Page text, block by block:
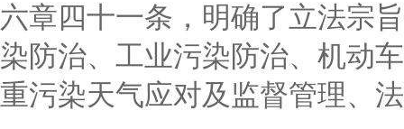
六章四十一条，明确了立法宗
染防治、工业污染防治、机动
重污染天气应对及监督管理、